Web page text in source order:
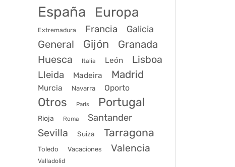
España Europa
Extremadura Francia Galicia
General Gijón
Granada
Huesca
Italia León Lisboa
Lleida Madeira Madrid
Murcia Navarra Oporto
Otros Paris Portugal
Rioja Roma Santander
Sevilla Suiza Tarragona
Toledo Vacaciones Valencia
Valladolid